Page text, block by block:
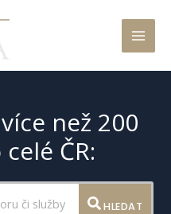
než 200
ČR:
HLEDAT